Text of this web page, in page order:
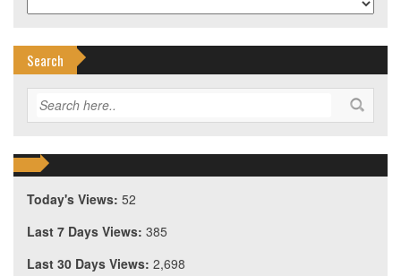
Search
Today's Views: 52
Last 7 Days Views: 385
Last 30 Days Views: 2,698